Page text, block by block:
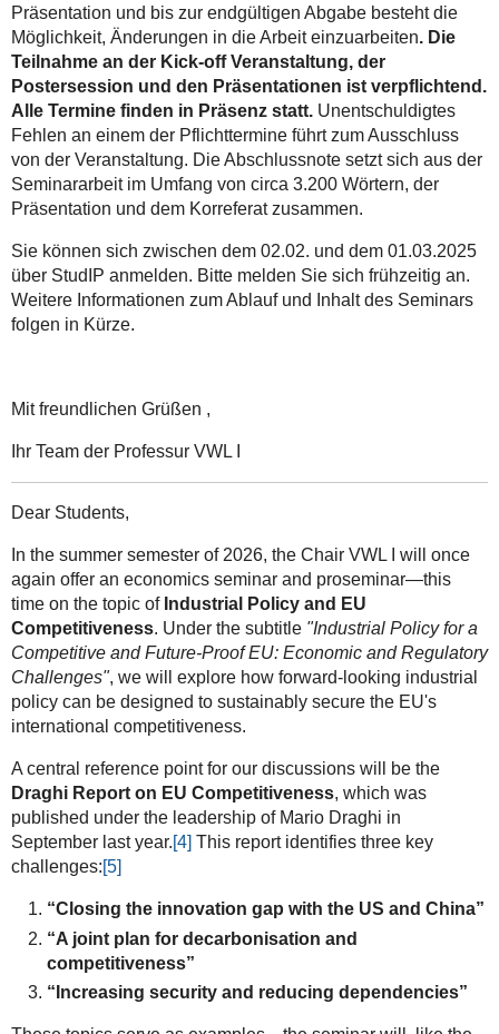
Präsentation und bis zur endgültigen Abgabe besteht die
Möglichkeit, Änderungen in die Arbeit einzuarbeiten. Die
Teilnahme an der Kick-off Veranstaltung, der
Postersession und den Präsentationen ist verpflichtend.
Alle Termine finden in Präsenz statt.Unentschuldigtes
Fehlen an einem der Pflichttermine führt zum Ausschluss
von der Veranstaltung. Die Abschlussnote setzt sich aus der
Seminararbeit im Umfang von circa 3.200 Wörtern, der
Präsentation und dem Korreferat zusammen.
Sie können sich zwischen dem 02.02. und dem 01.03.2025
über StudIP anmelden. Bitte melden Sie sich frühzeitig an.
Weitere Informationen zum Ablauf und Inhalt des Seminars
folgen in Kürze.
Mit freundlichen Grüßen ,
Ihr Team der Professur VWL I
Dear Students,
In the summer semester of 2026, the Chair VWL I will once
again offer an economics seminar and proseminar—this
time on the topic of Industrial Policy and EU
Competitiveness. Under the subtitle "Industrial Policy for a
Competitive and Future-Proof EU: Economic and Regulatory
Challenges", we will explore how forward-looking industrial
policy can be designed to sustainably secure the EU's
international competitiveness.
A central reference point for our discussions will be the
Draghi Report on EU Competitiveness, which was
published under the leadership of Mario Draghi in
September last year.[4] This report identifies three key
challenges:[5]
“Closing the innovation gap with the US and China”
“A joint plan for decarbonisation and
competitiveness”
“Increasing security and reducing dependencies”